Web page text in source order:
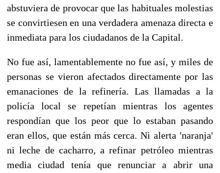
abstuviera de provocar que las habituales molestias
se convirtiesen en una verdadera amenaza directa e
inmediata para los ciudadanos de la Capital.
No fue así, lamentablemente no fue así, y miles de
personas se vieron afectados directamente por las
emanaciones de la refinería. Las llamadas a la
policía local se repetían mientras los agentes
respondían que los peor que lo estaban pasando
eran ellos, que están más cerca. Ni alerta 'naranja'
ni leche de cacharro, a refinar petróleo mientras
media ciudad tenía que renunciar a abrir una